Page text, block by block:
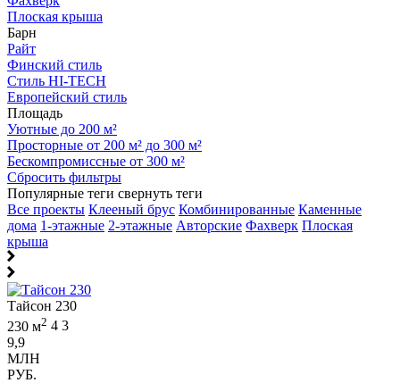
Плоская крыша
Барн
Райт
Финский стиль
Стиль HI-TECH
Европейский стиль
Площадь
Уютные до 200 м²
Просторные от 200 м² до 300 м²
Бескомпромиссные от 300 м²
Сбросить фильтры
Популярные теги свернуть теги
Все проекты Клееный брус Комбинированные Каменные
дома 1-этажные 2-этажные Авторские Фахверк Плоская
крыша
Тайсон 230
230 м2 4 3
9,9
МЛН
РУБ.